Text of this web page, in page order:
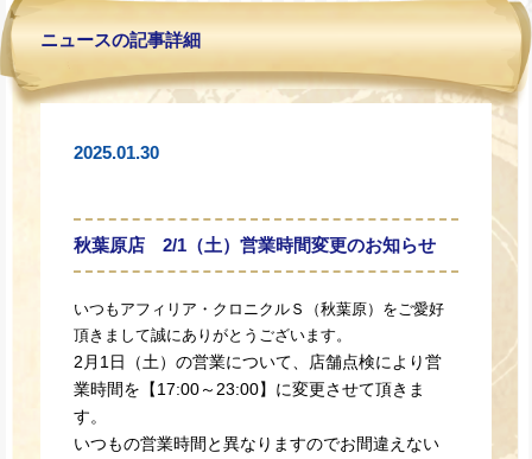
ニュースの記事詳細
2025.01.30
秋葉原店 2/1（土）営業時間変更のお知らせ
いつもアフィリア・クロニクルＳ（秋葉原）をご愛好
頂きまして誠にありがとうございます。
2月1日（土）の営業について、店舗点検により営
業時間を【17:00～23:00】に変更させて頂きま
す。
いつもの営業時間と異なりますのでお間違えない